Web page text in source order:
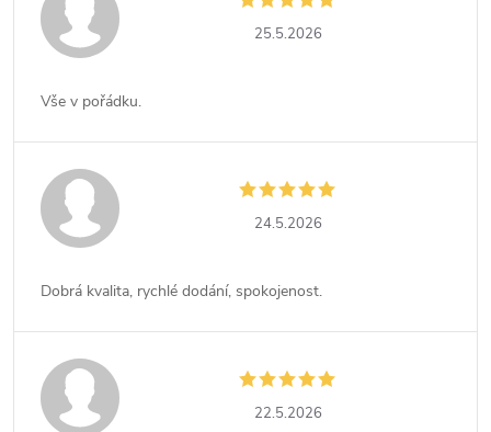
25.5.2026
Vše v pořádku.
24.5.2026
Dobrá kvalita, rychlé dodání, spokojenost.
22.5.2026